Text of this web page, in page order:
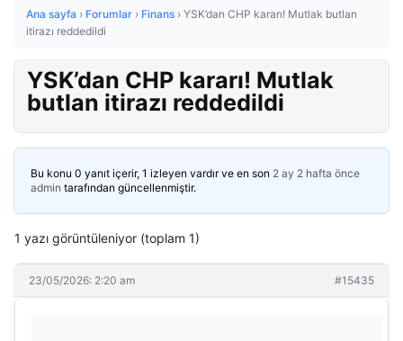
Ana sayfa › Forumlar › Finans › YSK’dan CHP kararı! Mutlak butlan
itirazı reddedildi
YSK’dan CHP kararı! Mutlak
butlan itirazı reddedildi
Bu konu 0 yanıt içerir, 1 izleyen vardır ve en son 2 ay 2 hafta önce
admin tarafından güncellenmiştir.
1 yazı görüntüleniyor (toplam 1)
23/05/2026: 2:20 am #15435